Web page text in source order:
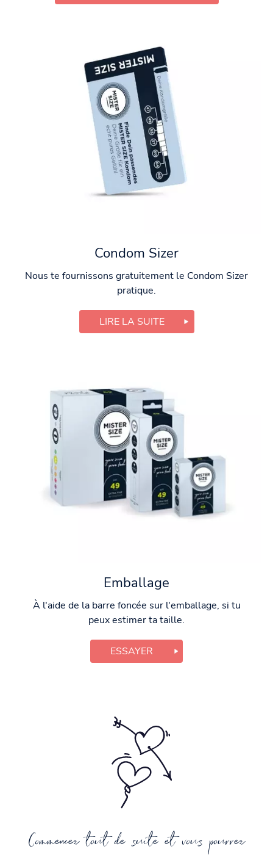
Condom Sizer
Nous te fournissons gratuitement le Condom Sizer
pratique.
LIRE LA SUITE
Emballage
À l'aide de la barre foncée sur l'emballage, si tu
peux estimer ta taille.
ESSAYER
Commencez tout de suite et vous pourrez